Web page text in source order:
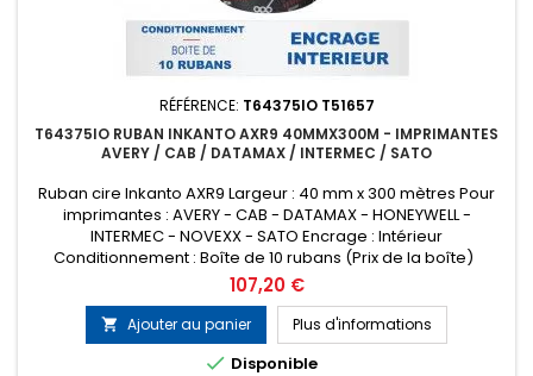
RÉFÉRENCE: T64375IO T51657
T64375IO RUBAN INKANTO AXR9 40MMX300M - IMPRIMANTES
AVERY / CAB / DATAMAX / INTERMEC / SATO
Ruban cire Inkanto AXR9 Largeur : 40 mm x 300 mètres Pour
imprimantes : AVERY - CAB - DATAMAX - HONEYWELL -
INTERMEC - NOVEXX - SATO Encrage : Intérieur
Conditionnement : Boîte de 10 rubans (Prix de la boîte)
Remplace la référence ARMOR T51657
Prix
107,20 €
 Ajouter au panier Plus d'informations
 Disponible